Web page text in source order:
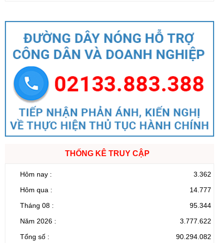
THỐNG KÊ TRUY CẬP
Hôm nay :
3.362
Hôm qua :
14.777
Tháng 08 :
95.344
Năm 2026 :
3.777.622
Tổng số :
90.294.082